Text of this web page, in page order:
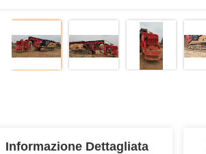
Informazione Dettagliata